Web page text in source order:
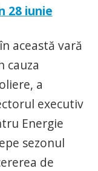
28 iunie
această vară
cauza
a
executiv
Energie
sezonul
de